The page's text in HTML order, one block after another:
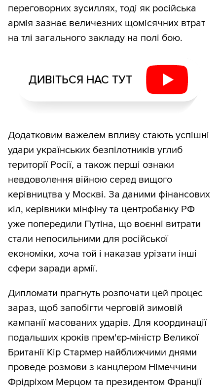
переговорних зусиллях, тоді як російська
армія зазнає величезних щомісячних втрат
на тлі загального закладу на полі бою.
ДИВІТЬСЯ НАС ТУТ
Додатковим важелем впливу стають успішні
удари українських безпілотників углиб
території Росії, а також перші ознаки
невдоволення війною серед вищого
керівництва у Москві. За даними фінансових
кіл, керівники мінфіну та центробанку РФ
уже попередили Путіна, що воєнні витрати
стали непосильними для російської
економіки, хоча той і наказав урізати інші
сфери заради армії.
Дипломати прагнуть розпочати цей процес
зараз, щоб запобігти черговій зимовій
кампанії масованих ударів. Для координації
подальших кроків прем'єр-міністр Великої
Британії Кір Стармер найближчими днями
проведе розмови з канцлером Німеччини
Фрідріхом Мерцом та президентом Франції